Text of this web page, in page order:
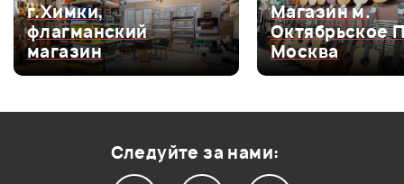
Мой отзыв о товаре
Ваша оценка:
Впечатления о товаре:
г.Химки,
флагманский
магазин
Магазин м.
Октябрьское
Москва
Следуйте за нами: